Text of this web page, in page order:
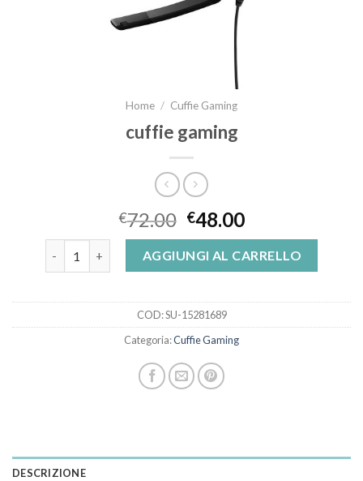
Home / Cuffie Gaming
cuffie gaming
€72.00 €48.00
cuffie gaming quantitàAGGIUNGI AL CARRELLO
COD:SU-15281689
Categoria:Cuffie Gaming
DESCRIZIONE